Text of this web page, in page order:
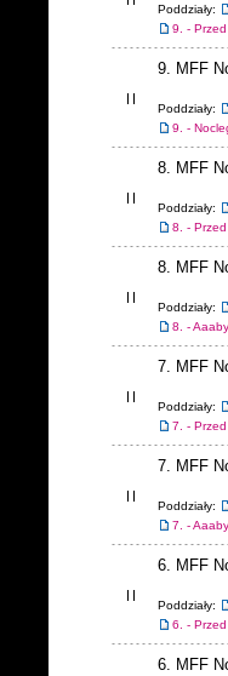
Poddziały:
9. -
9. MFF
Poddziały:
9. -
8. MFF
Poddziały:
8. -
8. MFF
Poddziały:
8. -
7. MFF
Poddziały:
7. -
7. MFF
Poddziały:
7. -
6. MFF
Poddziały:
6. -
6. MFF